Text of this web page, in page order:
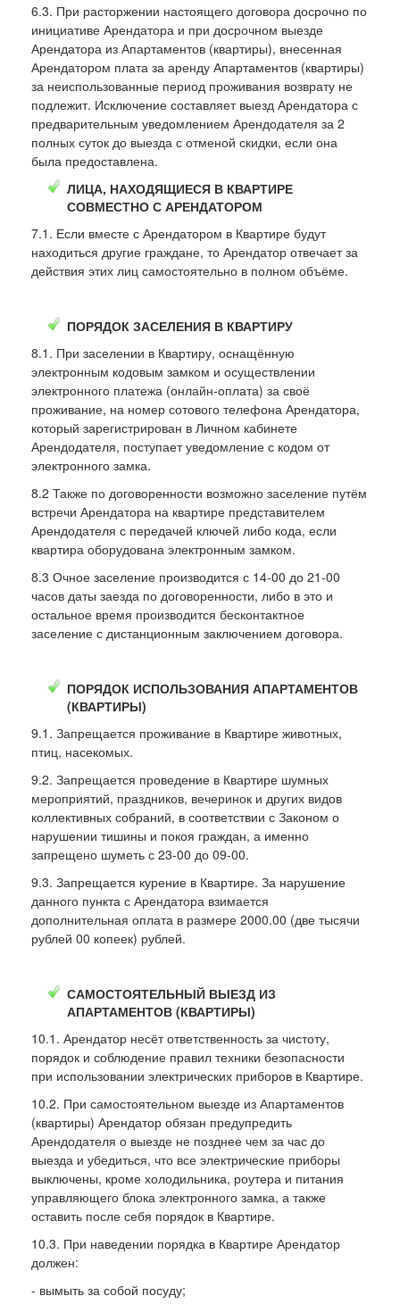
6.3. При расторжении настоящего договора досрочно по
инициативе Арендатора и при досрочном выезде
Арендатора из Апартаментов (квартиры), внесенная
Арендатором плата за аренду Апартаментов (квартиры)
за неиспользованные период проживания возврату не
подлежит. Исключение составляет выезд Арендатора с
предварительным уведомлением Арендодателя за 2
полных суток до выезда с отменой скидки, если она
была предоставлена.
ЛИЦА, НАХОДЯЩИЕСЯ В КВАРТИРЕ
СОВМЕСТНО С АРЕНДАТОРОМ
7.1. Если вместе с Арендатором в Квартире будут
находиться другие граждане, то Арендатор отвечает за
действия этих лиц самостоятельно в полном объёме.
ПОРЯДОК ЗАСЕЛЕНИЯ В КВАРТИРУ
8.1. При заселении в Квартиру, оснащённую
электронным кодовым замком и осуществлении
электронного платежа (онлайн-оплата) за своё
проживание, на номер сотового телефона Арендатора,
который зарегистрирован в Личном кабинете
Арендодателя, поступает уведомление с кодом от
электронного замка.
8.2 Также по договоренности возможно заселение путём
встречи Арендатора на квартире представителем
Арендодателя с передачей ключей либо кода, если
квартира оборудована электронным замком.
8.3 Очное заселение производится с 14-00 до 21-00
часов даты заезда по договоренности, либо в это и
остальное время производится бесконтактное
заселение с дистанционным заключением договора.
ПОРЯДОК ИСПОЛЬЗОВАНИЯ АПАРТАМЕНТОВ
(КВАРТИРЫ)
9.1. Запрещается проживание в Квартире животных,
птиц, насекомых.
9.2. Запрещается проведение в Квартире шумных
мероприятий, праздников, вечеринок и других видов
коллективных собраний, в соответствии с Законом о
нарушении тишины и покоя граждан, а именно
запрещено шуметь с 23-00 до 09-00.
9.3. Запрещается курение в Квартире. За нарушение
данного пункта с Арендатора взимается
дополнительная оплата в размере 2000.00 (две тысячи
рублей 00 копеек) рублей.
САМОСТОЯТЕЛЬНЫЙ ВЫЕЗД ИЗ
АПАРТАМЕНТОВ (КВАРТИРЫ)
10.1. Арендатор несёт ответственность за чистоту,
порядок и соблюдение правил техники безопасности
при использовании электрических приборов в Квартире.
10.2. При самостоятельном выезде из Апартаментов
(квартиры) Арендатор обязан предупредить
Арендодателя о выезде не позднее чем за час до
выезда и убедиться, что все электрические приборы
выключены, кроме холодильника, роутера и питания
управляющего блока электронного замка, а также
оставить после себя порядок в Квартире.
10.3. При наведении порядка в Квартире Арендатор
должен:
- вымыть за собой посуду;